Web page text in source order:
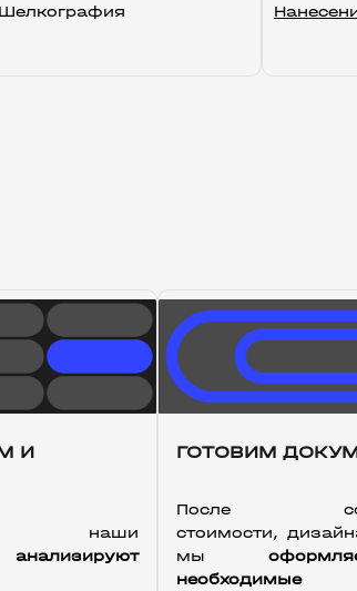
И
наши
анализируют
ГОТОВИМ
После
стоимости,
мы
необходимые